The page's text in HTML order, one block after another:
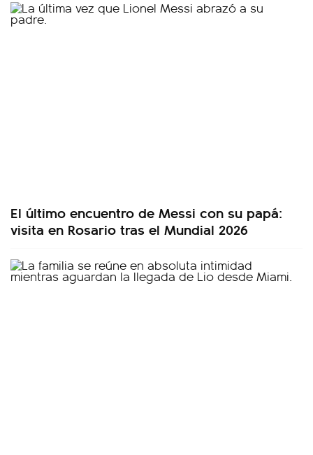
El último encuentro de Messi con su papá:
visita en Rosario tras el Mundial 2026